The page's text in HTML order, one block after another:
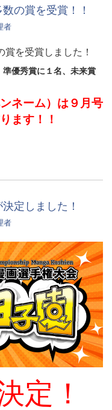
の賞を受賞！！
者
賞を受賞しました！
優秀賞に１名、未来賞
ネーム）は９月号
ます！！
定しました！
者
定！